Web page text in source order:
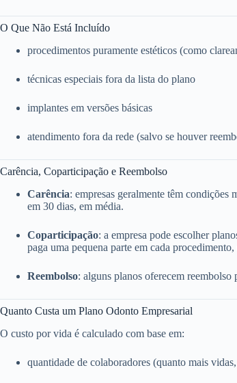
O Que Não Está Incluído
procedimentos puramente estéticos (como
técnicas especiais fora da lista do plano
implantes em versões básicas
atendimento fora da rede (salvo se houver
Carência, Coparticipação e Reembolso
Carência: empresas geralmente têm condições
em 30 dias, em média.
Coparticipação: a empresa pode escolher
paga uma pequena parte em cada
Reembolso: alguns planos oferecem reembolso
Quanto Custa um Plano Odonto Empresarial
O custo por vida é calculado com base em:
quantidade de colaboradores (quanto mais